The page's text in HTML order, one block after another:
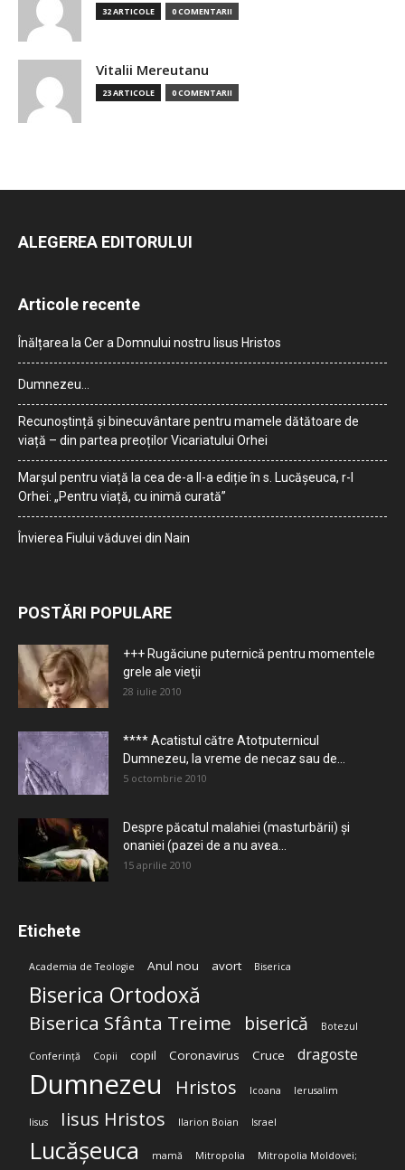
32 ARTICOLE 0 COMENTARII
Vitalii Mereutanu
23 ARTICOLE 0 COMENTARII
ALEGEREA EDITORULUI
Articole recente
Înălțarea la Cer a Domnului nostru Iisus Hristos
Dumnezeu…
Recunoștință și binecuvântare pentru mamele dătătoare de
viață – din partea preoților Vicariatului Orhei
Marșul pentru viață la cea de-a II-a ediție în s. Lucășeuca, r-l
Orhei: „Pentru viață, cu inimă curată”
Învierea Fiului văduvei din Nain
POSTĂRI POPULARE
+++ Rugăciune puternică pentru momentele
grele ale vieţii
28 iulie 2010
**** Acatistul către Atotputernicul
Dumnezeu, la vreme de necaz sau de...
5 octombrie 2010
Despre păcatul malahiei (masturbării) şi
onaniei (pazei de a nu avea...
15 aprilie 2010
Etichete
Academia de Teologie Anul nou avort Biserica
Biserica Ortodoxă
Biserica Sfânta Treime biserică Botezul
Conferință Copii copil Coronavirus Cruce dragoste
Dumnezeu Hristos Icoana Ierusalim
Iisus Iisus Hristos Ilarion Boian Israel
Lucășeuca mamă Mitropolia Mitropolia Moldovei;